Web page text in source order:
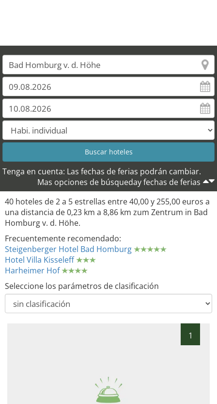
Tenga en cuenta: Las fechas de ferias podrán cambiar.
Mas opciones de búsqueday fechas de ferias
40 hoteles de 2 a 5 estrellas entre 40,00 y 255,00 euros a
una distancia de 0,23 km a 8,86 km zum Zentrum in Bad
Homburg v. d. Höhe.
Frecuentemente recomendado:
Steigenberger Hotel Bad Homburg
Hotel Villa Kisseleff
Harheimer Hof
Seleccione los parámetros de clasificación
1